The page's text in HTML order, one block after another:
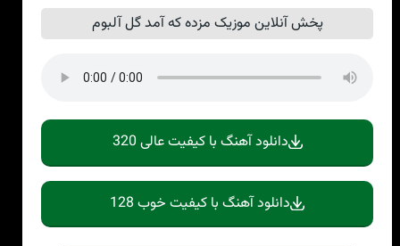
پخش آنلاین موزیک مزده که آمد گل آلبوم
دانلود آهنگ با کیفیت عالی 320
دانلود آهنگ با کیفیت خوب 128